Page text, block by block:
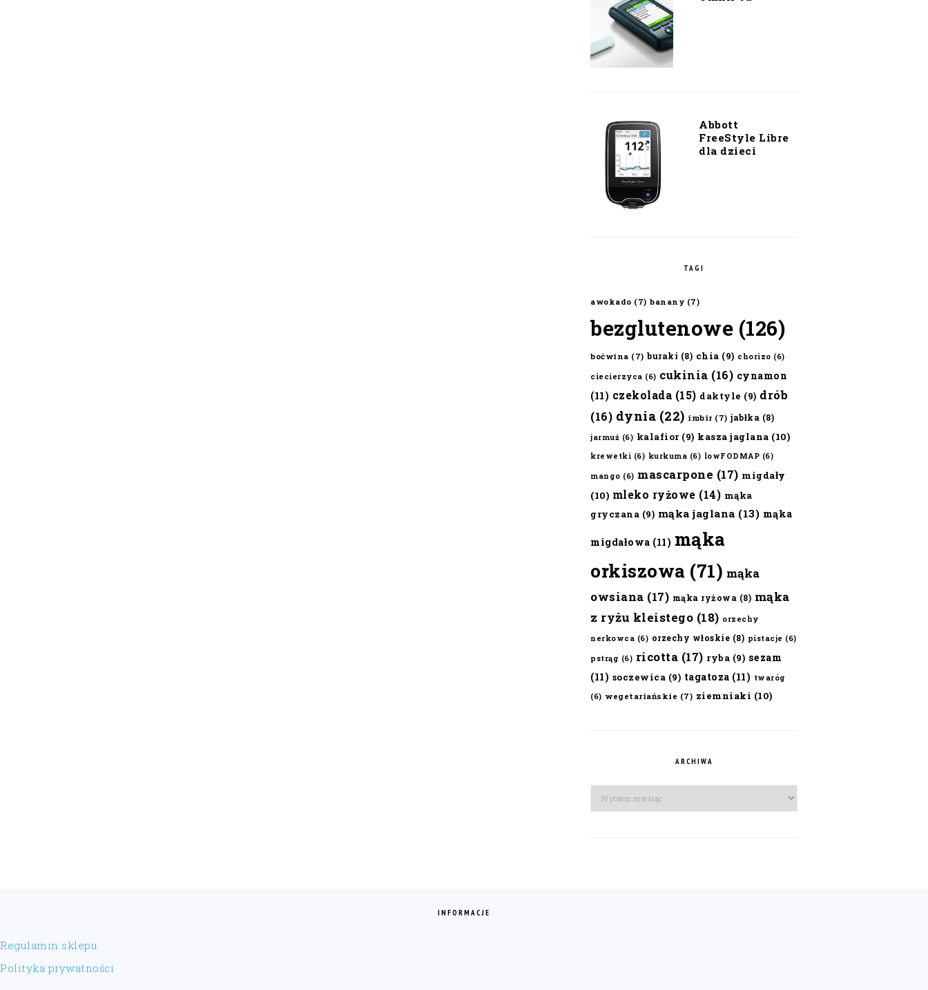
Abbott
FreeStyle Libre
dla dzieci
TAGI
awokado (7) banany (7)
bezglutenowe (126)
boćwina (7) buraki (8) chia (9) chorizo (6)
ciecierzyca (6) cukinia (16) cynamon
(11) czekolada (15) daktyle (9) drób
(16) dynia (22) imbir (7) jabłka (8)
jarmuż (6) kalafior(9) kasza jaglana (10)
krewetki (6) kurkuma (6) lowFODMAP (6)
mango (6) mascarpone (17) migdały
(10) mleko ryżowe (14) mąka
gryczana (9) mąka jaglana (13) mąka
migdałowa (11) mąka
orkiszowa (71) mąka
owsiana (17) mąka ryżowa (8) mąka
z ryżu kleistego (18) orzechy
nerkowca (6) orzechy włoskie (8) pistacje (6)
pstrąg (6) ricotta (17) ryba (9) sezam
(11) soczewica (9) tagatoza (11) twaróg
(6) wegetariańskie (7) ziemniaki (10)
ARCHIWA
Archiwa
INFORMACJE
Regulamin sklepu
Polityka prywatności